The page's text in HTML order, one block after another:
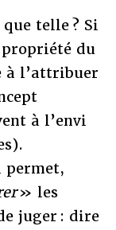
telle ? Si
propriété du
à l’attribuer
à l’envi
permet,
» les
juger : dire